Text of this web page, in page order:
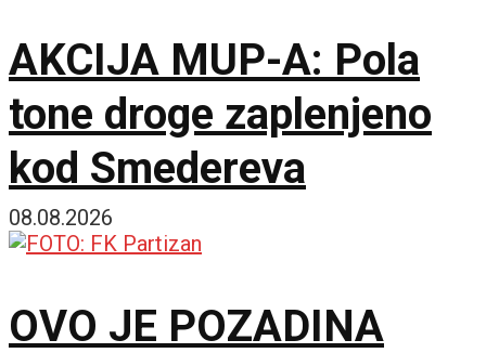
AKCIJA MUP-A: Pola
tone droge zaplenjeno
kod Smedereva
08.08.2026
OVO JE POZADINA